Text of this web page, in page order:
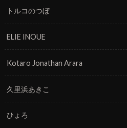
トルコのつぼ
ELIE INOUE
Kotaro Jonathan Arara
久里浜あきこ
ひょろ